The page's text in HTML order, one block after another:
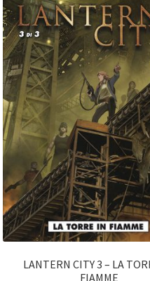
LANTERN CITY 3 – LA
FIAMME